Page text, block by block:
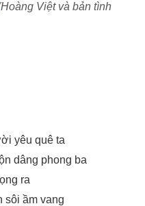
Việt và bản tình
yêu quê ta
dâng phong ba
ra
sôi ầm vang